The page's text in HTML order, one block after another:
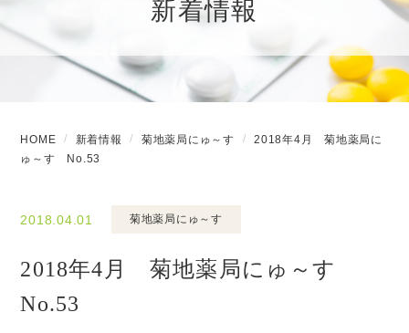
新着情報
HOME 新着情報 菊地薬局にゅ～す
2018年4月 菊地薬局に
ゅ～す No.53
2018.04.01 菊地薬局にゅ～す
2018年4月 菊地薬局にゅ～す
No.53